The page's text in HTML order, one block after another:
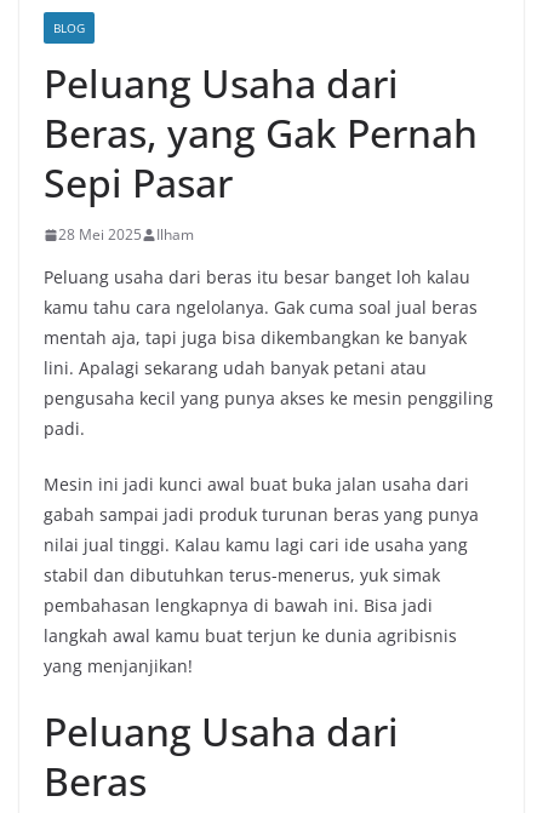
BLOG
Peluang Usaha dari
Beras, yang Gak Pernah
Sepi Pasar
28 Mei 2025 Ilham
Peluang usaha dari beras itu besar banget loh kalau
kamu tahu cara ngelolanya. Gak cuma soal jual beras
mentah aja, tapi juga bisa dikembangkan ke banyak
lini. Apalagi sekarang udah banyak petani atau
pengusaha kecil yang punya akses ke mesin penggiling
padi.
Mesin ini jadi kunci awal buat buka jalan usaha dari
gabah sampai jadi produk turunan beras yang punya
nilai jual tinggi. Kalau kamu lagi cari ide usaha yang
stabil dan dibutuhkan terus-menerus, yuk simak
pembahasan lengkapnya di bawah ini. Bisa jadi
langkah awal kamu buat terjun ke dunia agribisnis
yang menjanjikan!
Peluang Usaha dari
Beras